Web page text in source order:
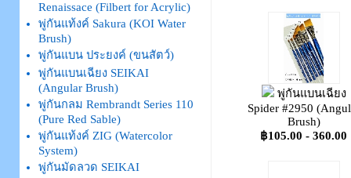
Renaissace (Filbert for Acrylic)
พู่กันแท้งค์ Sakura (KOI Water
Brush)
พู่กันแบน ประยงค์ (ขนสัตว์)
พู่กันแบนเฉียง SEIKAI
(Angular Brush)
พู่กันกลม Rembrandt Series 110
(Pure Red Sable)
พู่กันแท้งค์ ZIG (Watercolor
System)
พู่กันมัดลวด SEIKAI
พู่กันแบนเฉียง
Spider #2950
Brush)
฿105.00 - 360.00